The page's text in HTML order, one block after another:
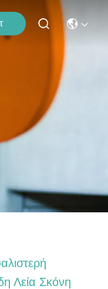
Λεία Σκόνη